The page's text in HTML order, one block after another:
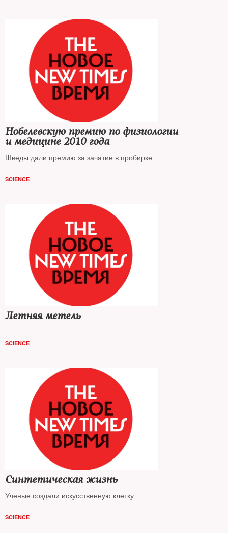
Нобелевскую премию по физиологии
и медицине 2010 года
Шведы дали премию за зачатие в пробирке
SCIENCE
Летняя метель
SCIENCE
Синтетическая жизнь
Ученые создали искусственную клетку
SCIENCE